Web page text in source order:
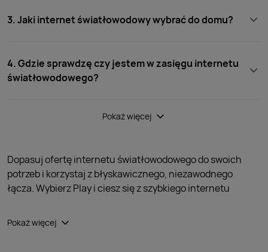
3. Jaki internet światłowodowy wybrać do domu?
4. Gdzie sprawdzę czy jestem w zasięgu internetu
światłowodowego?
Pokaż więcej
Dopasuj ofertę internetu światłowodowego do swoich
potrzeb i korzystaj z błyskawicznego, niezawodnego
łącza. Wybierz Play i ciesz się z szybkiego internetu
Dopasuj ofertę internetu światłowodowego do swoich
potrzeb i korzystaj z błyskawicznego, niezawodnego
łącza. Wybierz Play i ciesz się z szybkiego internetu
Pokaż więcej